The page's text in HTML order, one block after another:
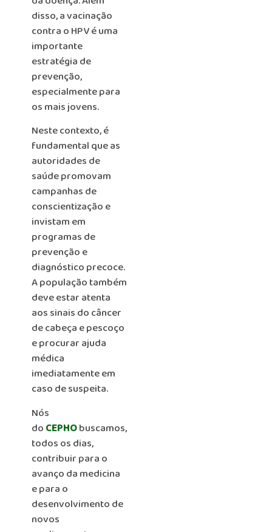
disso, a vacinação
contra o HPV é uma
importante
estratégia de
prevenção,
especialmente para
os mais jovens.
Neste contexto, é
fundamental que as
autoridades de
saúde promovam
campanhas de
conscientização e
invistam em
programas de
prevenção e
diagnóstico precoce.
A população também
deve estar atenta
aos sinais do câncer
de cabeça e pescoço
e procurar ajuda
médica
imediatamente em
caso de suspeita.
Nós
doCEPHObuscamos,
todos os dias,
contribuir para o
avanço da medicina
e para o
desenvolvimento de
novos